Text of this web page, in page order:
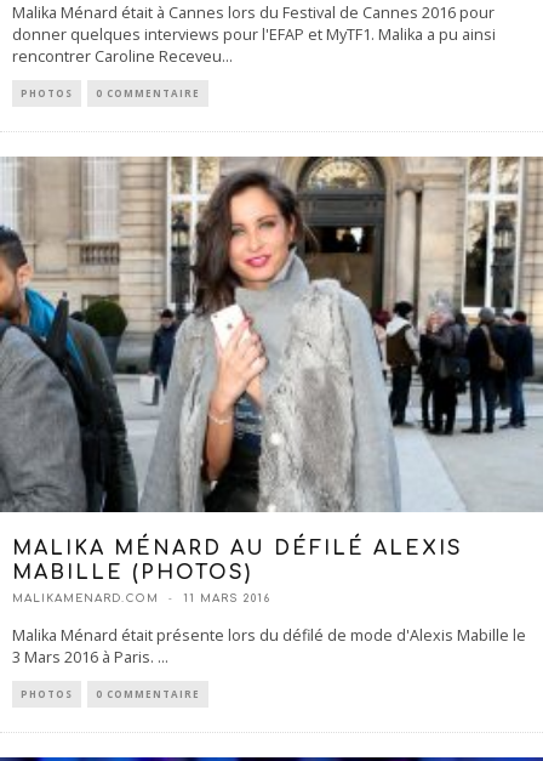
Malika Ménard était à Cannes lors du Festival de Cannes 2016 pour
donner quelques interviews pour l'EFAP et MyTF1. Malika a pu ainsi
rencontrer Caroline Receveu...
PHOTOS 0 COMMENTAIRE
MALIKA MÉNARD AU DÉFILÉ ALEXIS
MABILLE (PHOTOS)
MALIKAMENARD.COM 11 MARS 2016
Malika Ménard était présente lors du défilé de mode d'Alexis Mabille le
3 Mars 2016 à Paris. ...
PHOTOS 0 COMMENTAIRE